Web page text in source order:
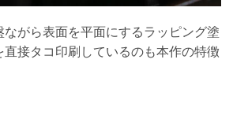
がら表面を平面にするラッピング塗
接タコ印刷しているのも本作の特徴